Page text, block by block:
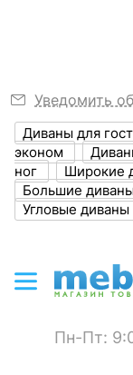
Глубина, мм
Высота, мм
Объем
куб. м
Цвет обивки
Материал
Уведомить
Диваны для
эконом
ног
Широкие
Большие
Угловые
Пн-Пт: